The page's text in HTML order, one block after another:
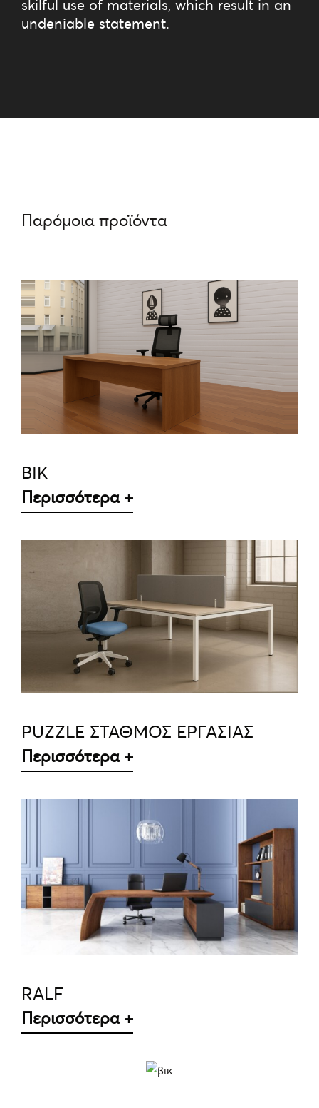
skilful use of materials, which result in an
undeniable statement.
Παρόμοια προϊόντα
ΛΕΠΤΟΜΈΡΕΙΕΣ
BIK
Περισσότερα +
ΛΕΠΤΟΜΈΡΕΙΕΣ
PUZZLE ΣΤΑΘΜΟΣ ΕΡΓΑΣΙΑΣ
Περισσότερα +
ΛΕΠΤΟΜΈΡΕΙΕΣ
RALF
Περισσότερα +
ΛΕΠΤΟΜΈΡΕΙΕΣ